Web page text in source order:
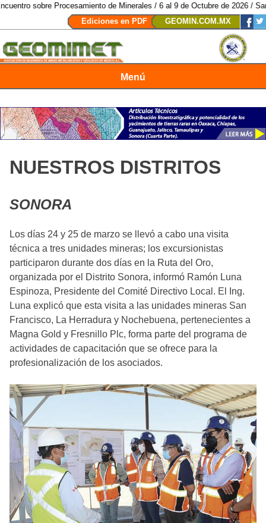
de Minerales / 6 al 9 de Octubre de 2026 / San Luis Potosí, SLP //
Ediciones en PDF
GEOMIN.COM.MX
Menú
NUESTROS DISTRITOS
SONORA
Los días 24 y 25 de marzo se llevó a cabo una visita
técnica a tres unidades mineras; los excursionistas
participaron durante dos días en la Ruta del Oro,
organizada por el Distrito Sonora, informó Ramón Luna
Espinoza, Presidente del Comité Directivo Local. El Ing.
Luna explicó que esta visita a las unidades mineras San
Francisco, La Herradura y Nochebuena, pertenecientes a
Magna Gold y Fresnillo Plc, forma parte del programa de
actividades de capacitación que se ofrece para la
profesionalización de los asociados.